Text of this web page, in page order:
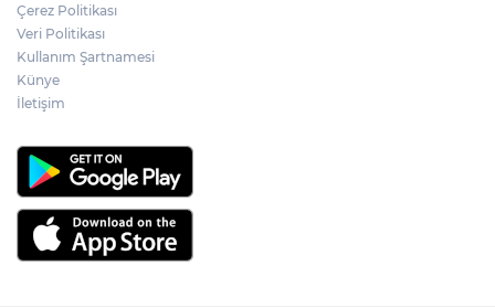
Çerez Politikası
Veri Politikası
Kullanım Şartnamesi
Künye
İletişim